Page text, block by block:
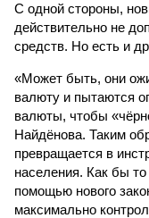
С одной стороны,
действительно не
средств. Но есть и
«Может быть, они
валюту и пытаются
валюты, чтобы
Найдёнова. Таким
превращается в
населения. Как бы
помощью нового
максимально